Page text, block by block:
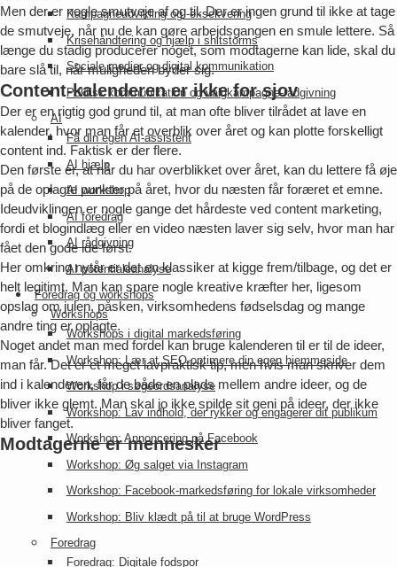
Kampagneudvikling og -eksekvering
Krisehåndtering og hjælp i shitstorms
Sociale medier og digital kommunikation
Politisk kommunikation og valgkampagne-rådgivning
AI
Få din egen AI-assistent
AI hjælp
AI workshop
AI foredrag
AI rådgivning
AI potentialeanalyse
Foredrag og workshops
Workshops
Workshops i digital markedsføring
Workshop: Lær at SEO-optimere din egen hjemmeside
Workshop i søgeordsanalyse
Workshop: Lav indhold, der rykker og engagerer dit publikum
Workshop: Annoncering på Facebook
Workshop: Øg salget via Instagram
Workshop: Facebook-markedsføring for lokale virksomheder
Workshop: Bliv klædt på til at bruge WordPress
Foredrag
Foredrag: Digitale fodspor
Men der er nogle smutveje af og til. Der er ingen grund til ikke at tage
de smutveje, når nu de kan gøre arbejdsgangen en smule lettere. Så
længe du stadig producerer noget, som modtagerne kan lide, skal du
bare slå til, når muligheden byder sig.
Content-kalenderen er ikke for sjov
Der er en rigtig god grund til, at man ofte bliver tilrådet at lave en
kalender, hvor man får et overblik over året og kan plotte forskelligt
content ind. Faktisk er der flere.
Den første er, at når du har overblikket over året, kan du lettere få øje
på de oplagte punkter på året, hvor du næsten får foræret et emne.
Ideudviklingen er nogle gange det hårdeste ved content marketing,
fordi et blogindlæg eller en video næsten laver sig selv, hvor man har
fået den gode ide først.
Her omkring nytår er det en klassiker at kigge frem/tilbage, og det er
helt legitimt. Man kan spare nogle kreative kræfter her, ligesom
opslag om julen, påsken, virksomhedens fødselsdag og mange
andre ting er oplagte.
Noget andet man med fordel kan bruge kalenderen til er til de ideer,
man får. Det er et meget lavpraktisk tip, men hvis man skriver dem
ind i kalenderen, får de både en plads mellem andre ideer, og de
bliver ikke glemt. Man skal jo ikke spilde sit geni på ideer, der ikke
bliver fanget.
Modtagerne er mennesker